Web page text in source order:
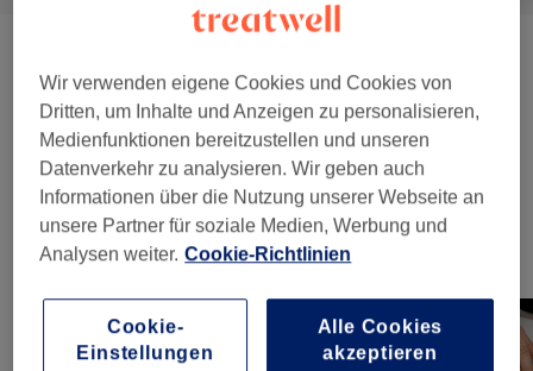
Manicure & Pedicure (9) ab CHF 10
Modellierung Von Nägeln (3) ab CHF 64.35
Unsere Arbeit
Wir verwenden eigene Cookies und Cookies von
Dritten, um Inhalte und Anzeigen zu personalisieren,
Medienfunktionen bereitzustellen und unseren
Datenverkehr zu analysieren. Wir geben auch
Informationen über die Nutzung unserer Webseite an
unsere Partner für soziale Medien, Werbung und
Analysen weiter. Cookie-Richtlinien
Alle Cookies
akzeptieren
Cookie-
Einstellungen